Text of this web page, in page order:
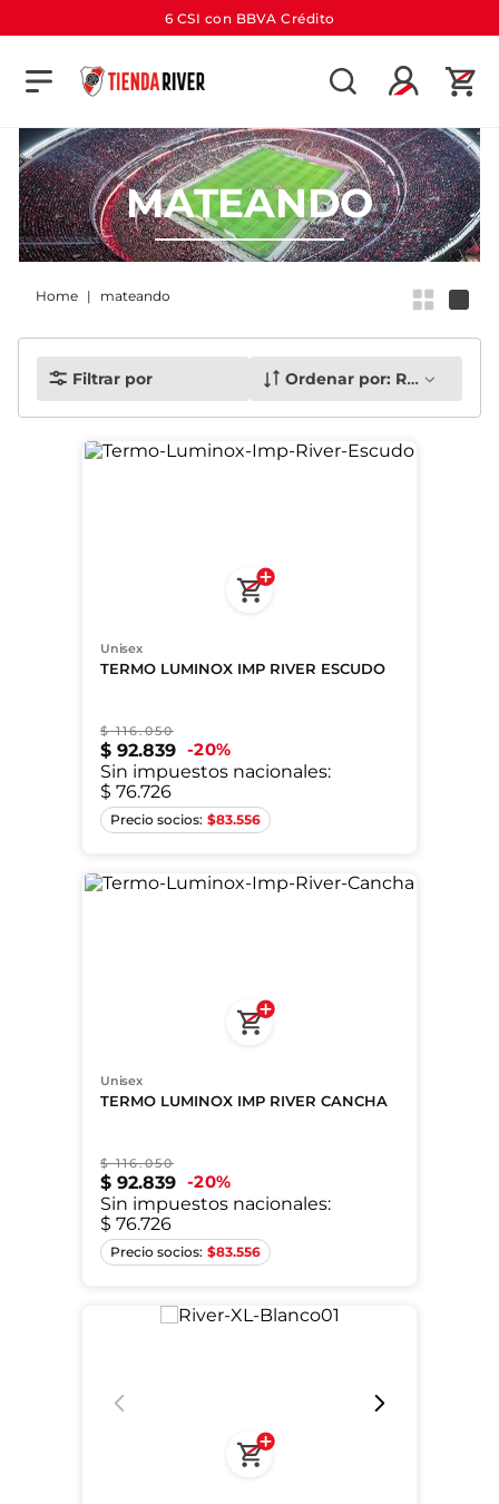
6 CSI con BBVA Crédito
MATEANDO
mateando
Filtrar por Ordenar por: Relevancia
Unisex
TERMO LUMINOX IMP RIVER ESCUDO
$ 116.050
$ 92.839 20%
Sin impuestos nacionales:
$ 76.726
$83.556
Unisex
TERMO LUMINOX IMP RIVER CANCHA
$ 116.050
$ 92.839 20%
Sin impuestos nacionales:
$ 76.726
$83.556
TÉRMINOS MÁS BUSCADOS
1.
camiseta
2.
campera
3.
gorra
4.
short
buzo
camiseta river
river